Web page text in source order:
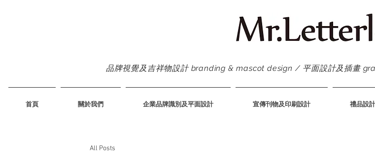
品牌視覺及吉祥物設計 branding & mascot design / 平面設計及插畫
首頁 關於我們 企業品牌識別及平面設計 宣傳刊物及印刷設計 禮品設計
All Posts